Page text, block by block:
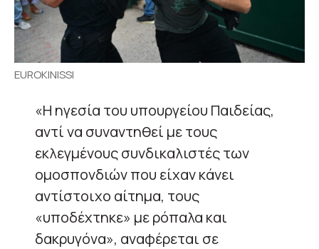
EUROKINISSI
«Η ηγεσία του υπουργείου Παιδείας,
αντί να συναντηθεί με τους
εκλεγμένους συνδικαλιστές των
ομοσπονδιών που είχαν κάνει
αντίστοιχο αίτημα, τους
«υποδέχτηκε» με ρόπαλα και
δακρυγόνα», αναφέρεται σε